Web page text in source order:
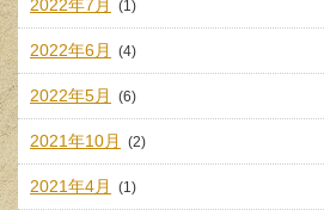
2022年7月 (1)
2022年6月 (4)
2022年5月 (6)
2021年10月 (2)
2021年4月 (1)